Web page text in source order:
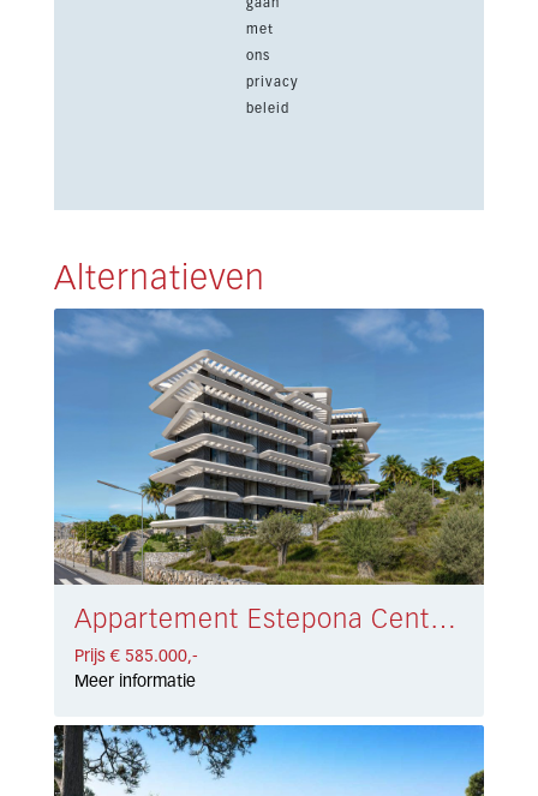
met
ons
privacy
beleid
Alternatieven
Appartement Estepona Centro € 585.000,-
Prijs € 585.000,-
Meer informatie